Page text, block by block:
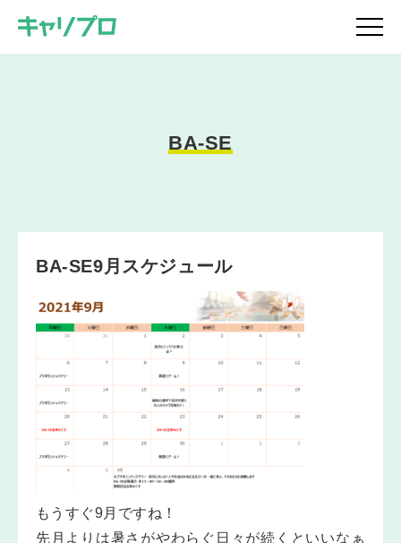
BA-SE
BA-SE9月スケジュール
もうすぐ9月ですね！
先月よりは暑さがやわらぐ日々が続くといいなぁ